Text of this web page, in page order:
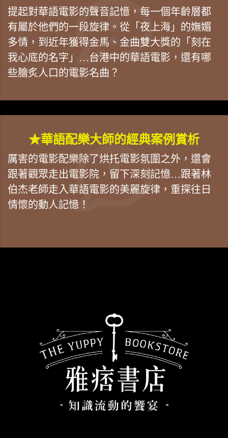
提起對華語電影的聲音記憶，每一個年齡層都
有屬於他們的一段旋律。從「夜上海」的嫵媚
多情，到近年獲得金馬、金曲雙大獎的「刻在
我心底的名字」…台港中的華語電影，還有哪
些膾炙人口的電影名曲？
★華語配樂大師的經典案例賞析
厲害的電影配樂除了烘托電影氛圍之外，還會
跟著觀眾走出電影院，留下深刻記憶…跟著林
伯杰老師走入華語電影的美麗旋律，重探往日
情懷的動人記憶！